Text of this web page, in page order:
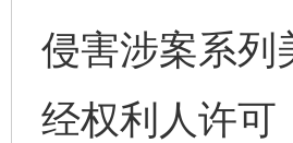
侵害涉案系列
经权利人许可